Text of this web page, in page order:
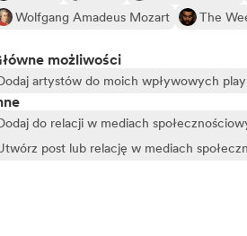
Wolfgang Amadeus Mozart
The
możliwości
artystów do moich wpływowych
do relacji w mediach
post lub relację w mediach